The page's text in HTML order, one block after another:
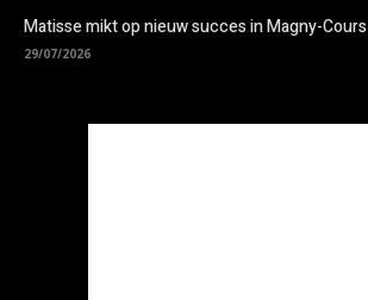
Matisse mikt op nieuw succes in Magny-Cours
29/07/2026